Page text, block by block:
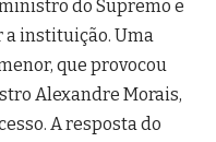
do Supremo e
a instituição. Uma
que provocou
Alexandre Morais,
A resposta do